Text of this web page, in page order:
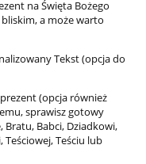
na Święta Bożego
a może warto
Tekst (opcja do
(opcja również
sprawisz gotowy
Bratu, Babci, Dziadkowi,
Teściowej, Teściu lub